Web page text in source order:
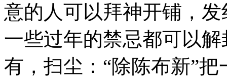
意的人可以拜神开铺，
一些过年的禁忌都可以
有，扫尘：“除陈布新”